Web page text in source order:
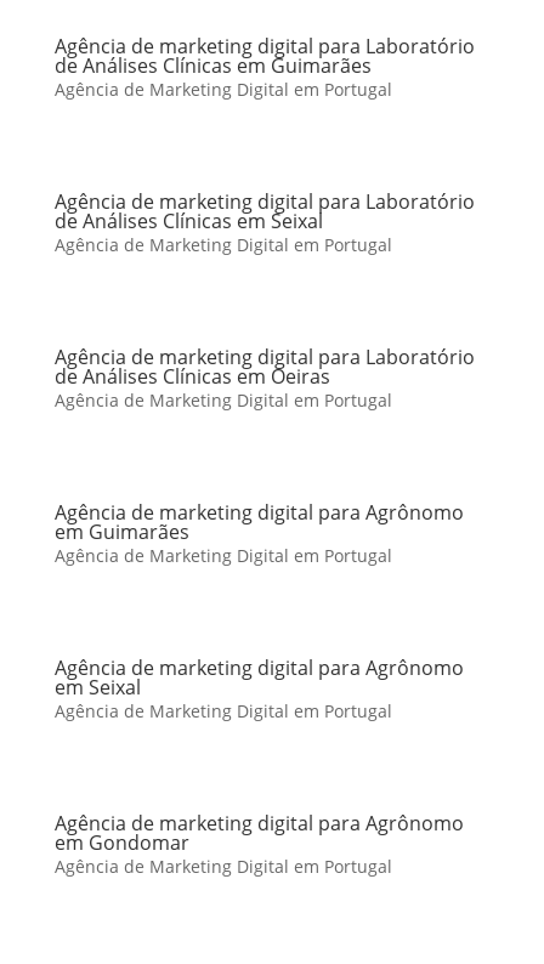
Agência de marketing digital para Laboratório
de Análises Clínicas em Guimarães
Agência de Marketing Digital em Portugal
Agência de marketing digital para Laboratório
de Análises Clínicas em Seixal
Agência de Marketing Digital em Portugal
Agência de marketing digital para Laboratório
de Análises Clínicas em Oeiras
Agência de Marketing Digital em Portugal
Agência de marketing digital para Agrônomo
em Guimarães
Agência de Marketing Digital em Portugal
Agência de marketing digital para Agrônomo
em Seixal
Agência de Marketing Digital em Portugal
Agência de marketing digital para Agrônomo
em Gondomar
Agência de Marketing Digital em Portugal